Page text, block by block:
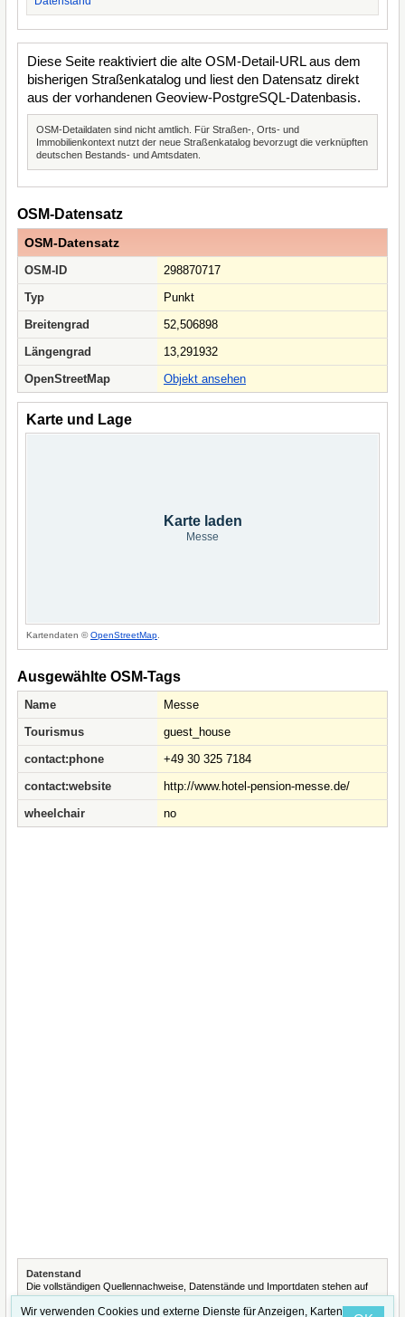
Diese Seite reaktiviert die alte OSM-Detail-URL aus dem
bisherigen Straßenkatalog und liest den Datensatz direkt
aus der vorhandenen Geoview-PostgreSQL-Datenbasis.
OSM-Detaildaten sind nicht amtlich. Für Straßen-, Orts- und
Immobilienkontext nutzt der neue Straßenkatalog bevorzugt die verknüpften
deutschen Bestands- und Amtsdaten.
OSM-Datensatz
OSM-Datensatz
OSM-ID
298870717
Typ
Punkt
Breitengrad
52,506898
Längengrad
13,291932
OpenStreetMap
Objekt ansehen
Karte und Lage
Karte laden
Messe
Kartendaten ©OpenStreetMap
Ausgewählte OSM-Tags
Name
Messe
Tourismus
guest_house
contact:phone
+49 30 325 7184
contact:website
http://www.hotel-pension-messe.de/
wheelchair
no
Datenstand
Die vollständigen Quellennachweise, Datenstände und Importdaten stehen auf
der SeiteQuellennachweise und Datenimporte.
Wir verwenden Cookies und externe Dienste für Anzeigen, Karten